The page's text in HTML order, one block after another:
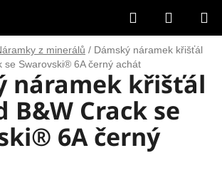
Hledat
KOŠÍK
z minerálů / Dámský náramek křišťál
se Swarovski® 6A černý achát
náramek křišťál
B&W Crack se
6A černý